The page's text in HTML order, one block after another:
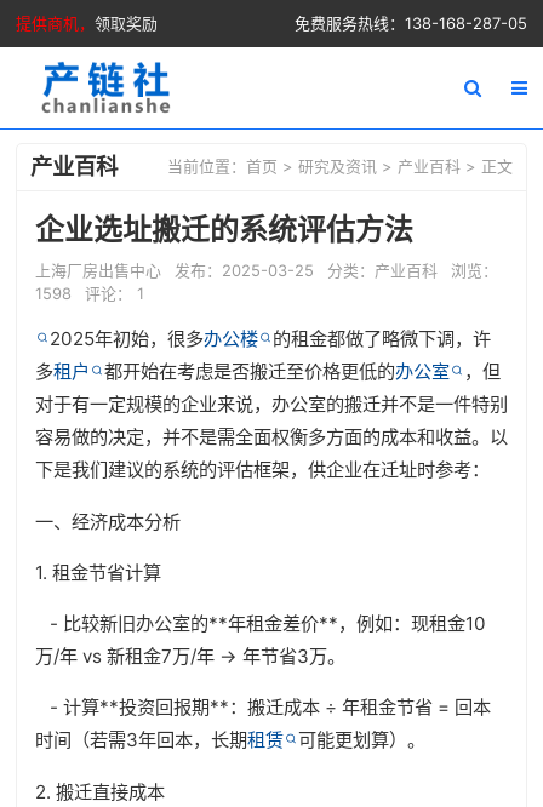
提供商机，领取奖励 免费服务热线：138-168-287-05
产业百科 当前位置： 首页 > 研究及资讯> 产业百科> 正文
企业选址搬迁的系统评估方法
上海厂房出售中心 发布：2025-03-25 分类： 产业百科
浏览：
1598
评论： 1
2025年初始，很多办公楼
的租金都做了略微下调，许
多租户 都开始在考虑是否搬迁至价格更低的办公室
，但
对于有一定规模的企业来说，办公室的搬迁并不是一件特别
容易做的决定，并不是需全面权衡多方面的成本和收益。以
下是我们建议的系统的评估框架，供企业在迁址时参考：
一、经济成本分析
1. 租金节省计算
- 比较新旧办公室的**年租金差价**，例如：现租金10
万/年 vs 新租金7万/年 → 年节省3万。
- 计算**投资回报期**：搬迁成本 ÷ 年租金节省 = 回本
时间（若需3年回本，长期租赁 可能更划算）。
2. 搬迁直接成本